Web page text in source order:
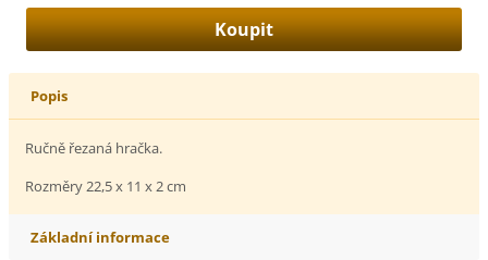
Popis
Ručně řezaná hračka.
Rozměry 22,5 x 11 x 2 cm
Základní informace